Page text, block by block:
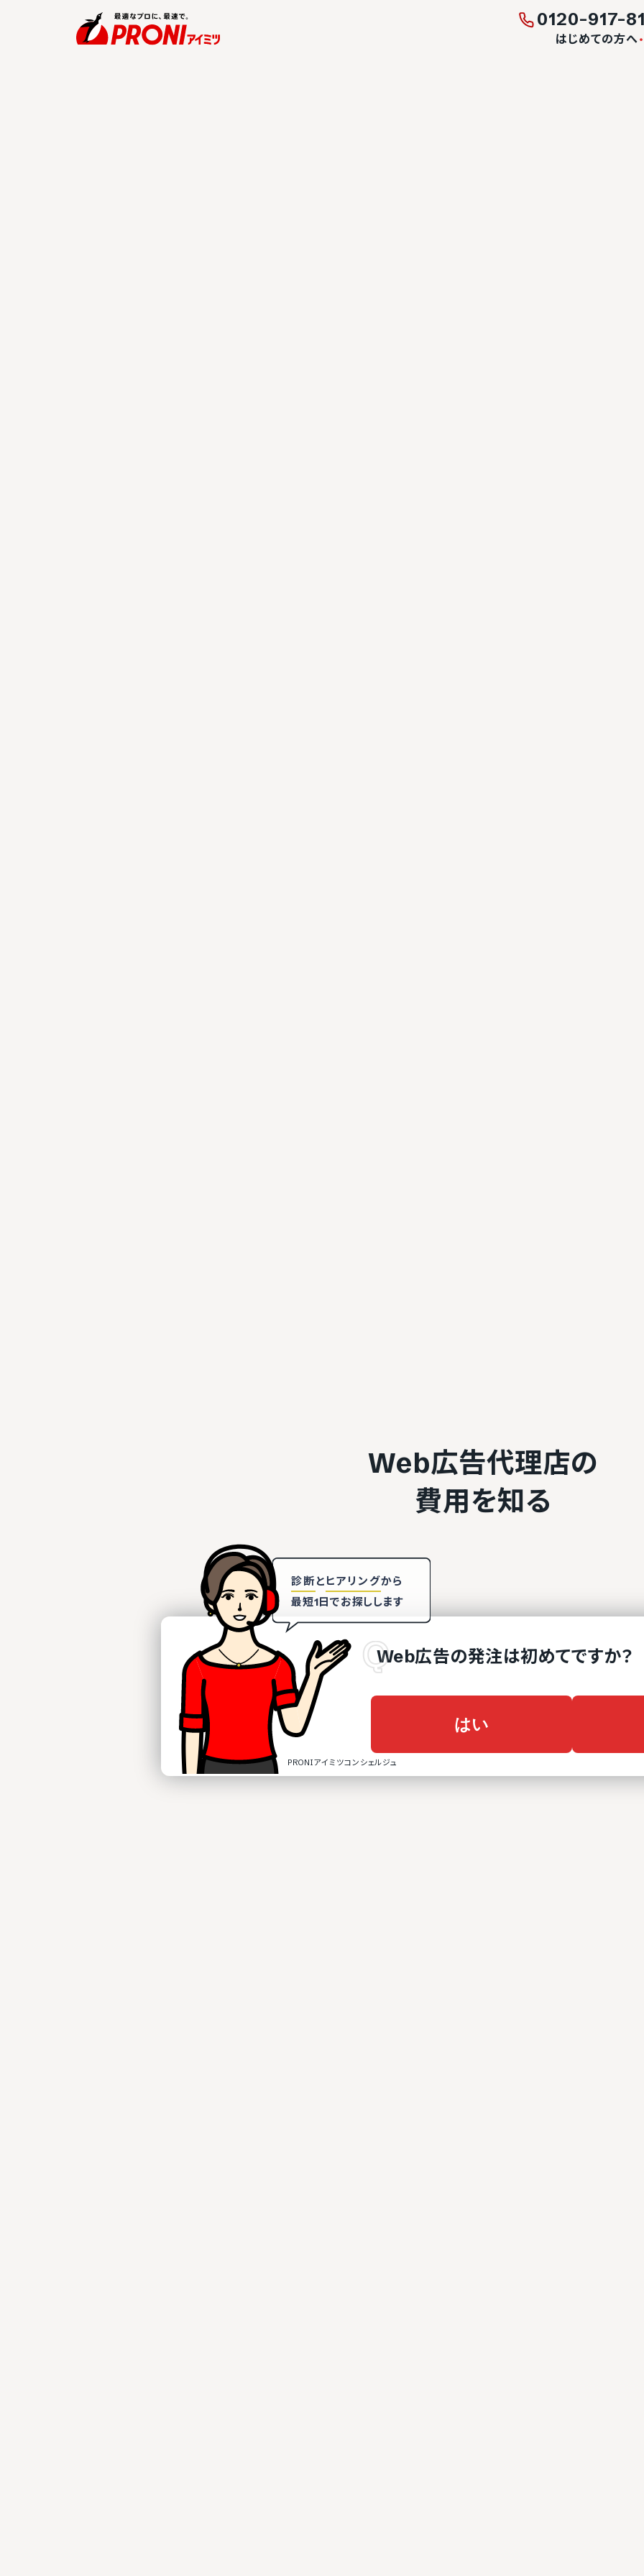
Web広告代理店の
費用を知る
Web広告の発注は初めてですか？
はい
診断と ヒアリングから
最短1日でお探しします
0120-917-
はじめての方へ